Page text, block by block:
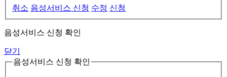
취소 음성서비스 신청 수정 신청
음성서비스 신청 확인
닫기
음성서비스 신청 확인